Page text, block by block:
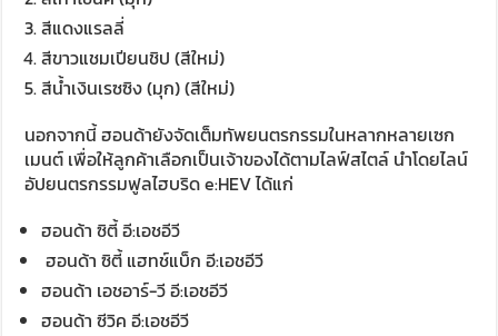
สีแดงแรลลี่
สีขาวแชมเปียนชิป (สีใหม่)
สีน้ำเงินเรซซิง (มุก) (สีใหม่)
นอกจากนี้ ฮอนด้ายังจัดเต็มทัพยนตรกรรมในหลากหลายเซก
เมนต์ เพื่อให้ลูกค้าเลือกเป็นเจ้าของได้ตามไลฟ์สไตล์ นำโดยไลน์
อัปยนตรกรรมฟูลไฮบริด e:HEV ได้แก่
ฮอนด้า ซิตี้ อี:เอชอีวี
ฮอนด้า ซิตี้ แฮทช์แบ็ก อี:เอชอีวี
ฮอนด้า เอชอาร์-วี อี:เอชอีวี
ฮอนด้า ซีวิค อี:เอชอีวี